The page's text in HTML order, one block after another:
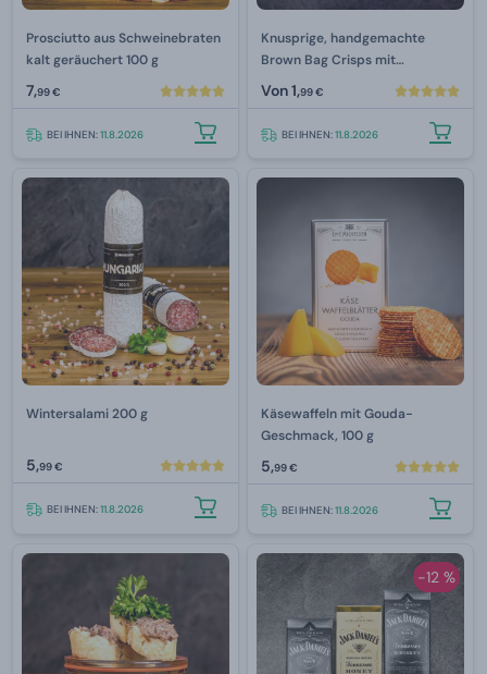
Prosciutto aus Schweinebraten
kalt geräuchert 100 g
7,99 €
BEI IHNEN:11.8.2026
Knusprige, handgemachte
Brown Bag Crisps mit
geräuchertem Speck 40 g
Von1,99 €
BEI IHNEN:11.8.2026
Wintersalami 200 g
5,99 €
BEI IHNEN:11.8.2026
Käsewaffeln mit Gouda-
Geschmack, 100 g
5,99 €
BEI IHNEN:11.8.2026
-12 %